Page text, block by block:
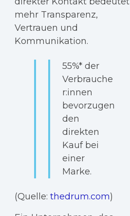
mehr Transparenz,
Vertrauen und
Kommunikation.
55%* der
Verbrauche
r:innen
bevorzugen
den
direkten
Kauf bei
einer
Marke.
(Quelle: thedrum.com)